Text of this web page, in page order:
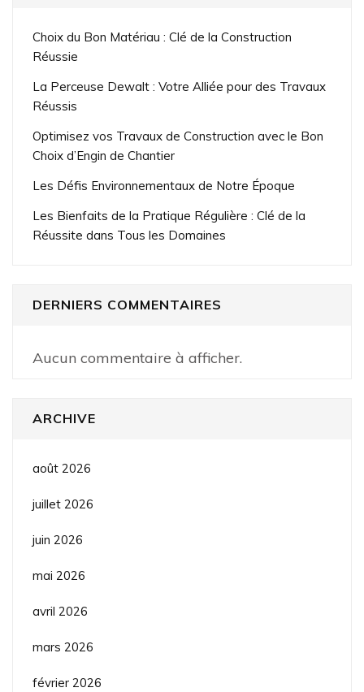
Choix du Bon Matériau : Clé de la Construction
Réussie
La Perceuse Dewalt : Votre Alliée pour des Travaux
Réussis
Optimisez vos Travaux de Construction avec le Bon
Choix d’Engin de Chantier
Les Défis Environnementaux de Notre Époque
Les Bienfaits de la Pratique Régulière : Clé de la
Réussite dans Tous les Domaines
DERNIERS COMMENTAIRES
Aucun commentaire à afficher.
ARCHIVE
août 2026
juillet 2026
juin 2026
mai 2026
avril 2026
mars 2026
février 2026